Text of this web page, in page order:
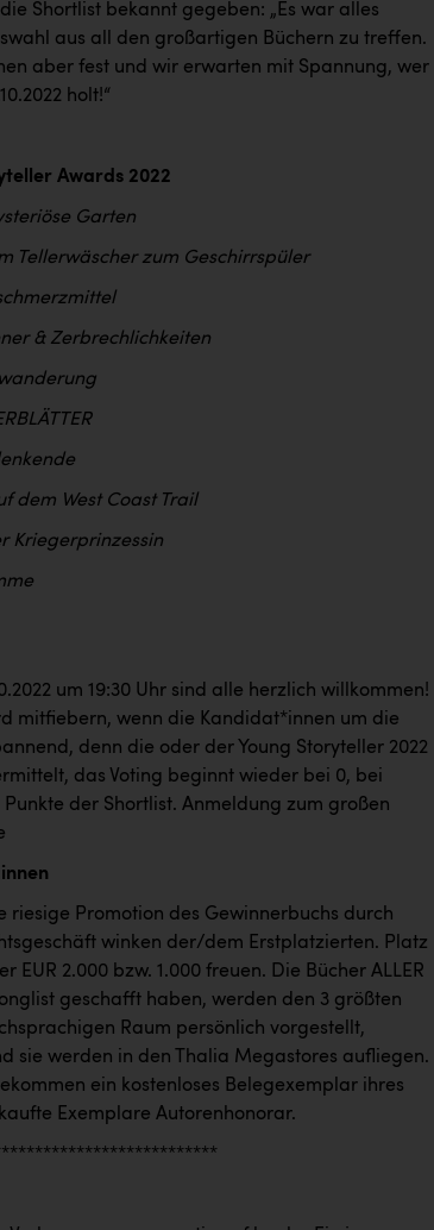
Shortlist bekannt gegeben: „Es war alles
aus all den großartigen Büchern zu treffen.
aber fest und wir erwarten mit Spannung, wer
holt!“
Awards 2022
Garten
Tellerwäscher zum Geschirrspüler
& Zerbrechlichkeiten
dem West Coast Trail
Kriegerprinzessin
um 19:30 Uhr sind alle herzlich willkommen!
mitfiebern, wenn die Kandidat*innen um die
denn die oder der Young Storyteller 2022
das Voting beginnt wieder bei 0, bei
der Shortlist. Anmeldung zum großen
riesige Promotion des Gewinnerbuchs durch
winken der/dem Erstplatzierten. Platz
EUR 2.000 bzw. 1.000 freuen. Die Bücher ALLER
geschafft haben, werden den 3 größten
Raum persönlich vorgestellt,
sie werden in den Thalia Megastores aufliegen.
ein kostenloses Belegexemplar ihres
Exemplare Autorenhonorar.